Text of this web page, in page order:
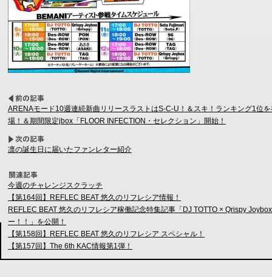
ARENAモード10週連続新曲リリースラストはS-C-U！＆スキ！ランキング1位
場！＆期間限定jbox「FLOOR INFECTION・セレクション」開始！
凛の誕生日に届いたファンレター紹介
今週のチャレンジスクラッチ
【第164回】REFLEC BEAT 悠久のリフレシア情報！
REFLEC BEAT 悠久のリフレシア稼働記念特集記事「DJ TOTTO × Qrispy
ー！！」を公開！
【第158回】REFLEC BEAT 悠久のリフレシア スペシャル！
【第157回】The 6th KAC情報第1弾！